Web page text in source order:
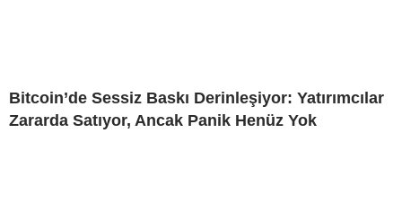
Bitcoin’de Sessiz Baskı Derinleşiyor: Yatırımcılar
Zararda Satıyor, Ancak Panik Henüz Yok